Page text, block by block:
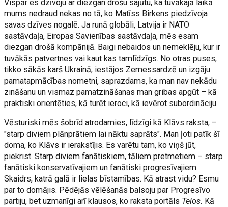
Vispār es dzīvoju ar diezgan drošu sajūtu, ka tuvākajā laikā
mums nedraud nekas no tā, ko Matīss Birkens piedzīvoja
savas dzīves nogalē. Ja runā globāli, Latvija ir NATO
sastāvdaļa, Eiropas Savienības sastāvdaļa, mēs esam
diezgan drošā kompānijā. Baigi nebaidos un nemeklēju, kur ir
tuvākās patvertnes vai kaut kas tamlīdzīgs. No otras puses,
tikko sākās karš Ukrainā, iestājos Zemessardzē un izgāju
pamatapmācības nometni, saprazdams, ka man nav nekādu
zināšanu un vismaz pamatzināšanas man gribas apgūt – kā
praktiski orientēties, kā turēt ieroci, kā ievērot subordināciju.
Vēsturiski mēs šobrīd atrodamies, līdzīgi kā Klāvs raksta, –
"starp diviem plānprātiem lai nāktu saprāts". Man ļoti patīk šī
doma, ko Klāvs ir ierakstījis. Es varētu tam, ko viņš jūt,
piekrist. Starp diviem fanātiskiem, tāliem pretmetiem – starp
fanātiski konservatīvajiem un fanātiski progresīvajiem.
Skaidrs, katrā galā ir lielas bīstamības. Kā atrast vidu? Esmu
par to domājis. Pēdējās vēlēšanās balsoju par Progresīvo
partiju, bet uzmanīgi arī klausos, ko raksta portāls Telos. Kā